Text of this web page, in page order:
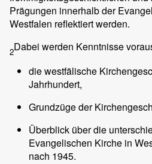
Prägungen innerhalb der
Westfalen reflektiert werden.
2Dabei werden Kenntnisse
die westfälische
Jahrhundert,
Grundzüge der
Überblick über die
Evangelischen Kirche in
nach 1945.